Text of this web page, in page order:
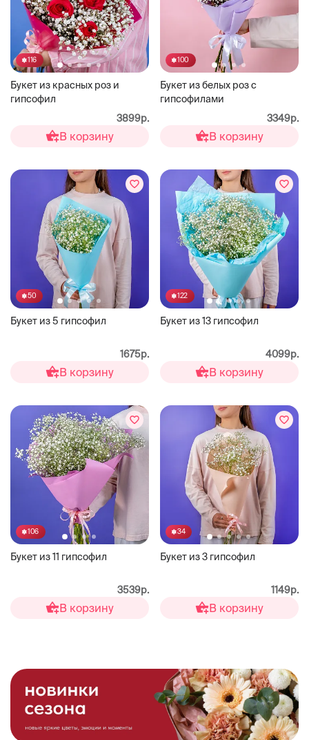
116
Букет из красных роз и
гипсофил
3899р.
В корзину
100
Букет из белых роз с
гипсофилами
3349р.
В корзину
50
Букет из 5 гипсофил
1675р.
В корзину
122
Букет из 13 гипсофил
4099р.
В корзину
106
Букет из 11 гипсофил
3539р.
В корзину
34
Букет из 3 гипсофил
1149р.
В корзину